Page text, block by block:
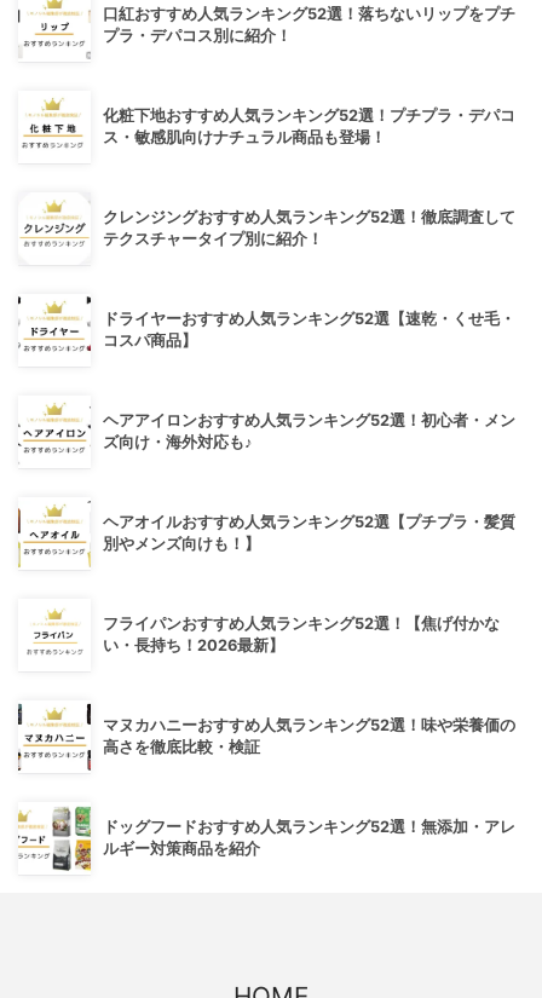
口紅おすすめ人気ランキング52選！落ちないリップをプチ
プラ・デパコス別に紹介！
化粧下地おすすめ人気ランキング52選！プチプラ・デパコ
ス・敏感肌向けナチュラル商品も登場！
クレンジングおすすめ人気ランキング52選！徹底調査して
テクスチャータイプ別に紹介！
ドライヤーおすすめ人気ランキング52選【速乾・くせ毛・
コスパ商品】
ヘアアイロンおすすめ人気ランキング52選！初心者・メン
ズ向け・海外対応も♪
ヘアオイルおすすめ人気ランキング52選【プチプラ・髪質
別やメンズ向けも！】
フライパンおすすめ人気ランキング52選！【焦げ付かな
い・長持ち！2026最新】
マヌカハニーおすすめ人気ランキング52選！味や栄養価の
高さを徹底比較・検証
ドッグフードおすすめ人気ランキング52選！無添加・アレ
ルギー対策商品を紹介